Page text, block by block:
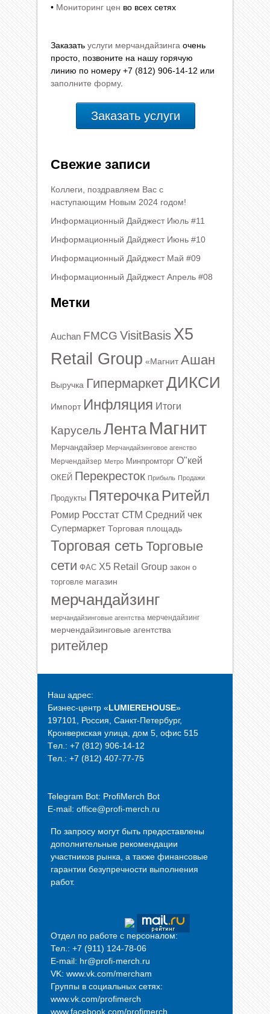
• Мониторинг цен во всех сетях
Заказать услуги мерчандайзинга очень
просто, позвоните на нашу горячую
линию по номеру +7 (812) 906-14-12 или
заполните форму.
Заказать услуги
Свежие записи
Коллеги, поздравляем Вас с
наступающим Новым 2024 годом!
Информационный Дайджест Июль #11
Информационный Дайджест Июнь #10
Информационный Дайджест Май #09
Информационный Дайджест Апрель #08
Метки
Auchan FMCG VisitBasis X5
Retail Group «Магнит Ашан
Выручка ГипермаркетДИКСИ
Импорт Инфляция Итоги
Карусель Лента Магнит
Мерчандайзер Мерчандайзинговое агенство
Мерчендайзер Метро Минпромторг О"кей
ОКЕЙ Перекресток Прибыль Продажи
Продукты Пятерочка Ритейл
Ромир Росстат СТМ Средний чек
Супермаркет Торговая площадь
Торговая сеть Торговые
сети ФАС Х5 Retail Group закон о
торговле магазин
мерчандайзинг
мерчандайзинговые агентства мерчендайзинг
мерчендайзинговые агентства
ритейлер
Наш адрес:
Бизнес-центр «LUMIEREHOUSE»
197101, Россия, Санкт-Петербург,
Кронверкская улица, дом 5, офис 515
Tел.: +7 (812) 906-14-12
Тел.: +7 (812) 407-77-75
Telegram Bot: ProfiMerch Bot
E-mail: office@profi-merch.ru
По запросу могут быть предоставлены
дополнительные рекомендации
участников рынка, а также финансовые
гарантии безупречности выполнения
работ.
Отдел по работе с персоналом:
Тел.: +7 (911) 124-78-06
E-mail: hr@profi-merch.ru
VK: www.vk.com/mercham
Группы в социальных сетях:
www.vk.com/profimerch
www.facebook.com/profimerch